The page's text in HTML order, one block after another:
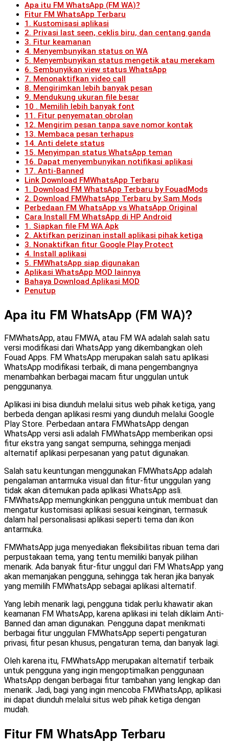
Apa itu FM WhatsApp (FM WA)?
Fitur FM WhatsApp Terbaru
1. Kustomisasi aplikasi
2. Privasi last seen, ceklis biru, dan centang ganda
3. Fitur keamanan
4. Menyembunyikan status on WA
5. Menyembunyikan status mengetik atau merekam
6. Sembunyikan view status WhatsApp
7. Menonaktifkan video call
8. Mengirimkan lebih banyak pesan
9. Mendukung ukuran file besar
10 . Memilih lebih banyak font
11. Fitur penyematan obrolan
12. Mengirim pesan tanpa save nomor kontak
13. Membaca pesan terhapus
14. Anti delete status
15. Menyimpan status WhatsApp teman
16. Dapat menyembunyikan notifikasi aplikasi
17. Anti-Banned
Link Download FMWhatsApp Terbaru
1. Download FM WhatsApp Terbaru by FouadMods
2. Download FMWhatsApp Terbaru by Sam Mods
Perbedaan FM WhatsApp vs WhatsApp Original
Cara Install FM WhatsApp di HP Android
1. Siapkan file FM WA Apk
2. Aktifkan perizinan install aplikasi pihak ketiga
3. Nonaktifkan fitur Google Play Protect
4. Install aplikasi
5. FMWhatsApp siap digunakan
Aplikasi WhatsApp MOD lainnya
Bahaya Download Aplikasi MOD
Penutup
Apa itu FM WhatsApp (FM WA)?
FMWhatsApp, atau FMWA, atau FM WA adalah salah satu
versi modifikasi dari WhatsApp yang dikembangkan oleh
Fouad Apps. FM WhatsApp merupakan salah satu aplikasi
WhatsApp modifikasi terbaik, di mana pengembangnya
menambahkan berbagai macam fitur unggulan untuk
penggunanya.
Aplikasi ini bisa diunduh melalui situs web pihak ketiga, yang
berbeda dengan aplikasi resmi yang diunduh melalui Google
Play Store. Perbedaan antara FMWhatsApp dengan
WhatsApp versi asli adalah FMWhatsApp memberikan opsi
fitur ekstra yang sangat sempurna, sehingga menjadi
alternatif aplikasi perpesanan yang patut digunakan.
Salah satu keuntungan menggunakan FMWhatsApp adalah
pengalaman antarmuka visual dan fitur-fitur unggulan yang
tidak akan ditemukan pada aplikasi WhatsApp asli.
FMWhatsApp memungkinkan pengguna untuk membuat dan
mengatur kustomisasi aplikasi sesuai keinginan, termasuk
dalam hal personalisasi aplikasi seperti tema dan ikon
antarmuka.
FMWhatsApp juga menyediakan fleksibilitas ribuan tema dari
perpustakaan tema, yang tentu memiliki banyak pilihan
menarik. Ada banyak fitur-fitur unggul dari FM WhatsApp yang
akan memanjakan pengguna, sehingga tak heran jika banyak
yang memilih FMWhatsApp sebagai aplikasi alternatif.
Yang lebih menarik lagi, pengguna tidak perlu khawatir akan
keamanan FM WhatsApp, karena aplikasi ini telah diklaim Anti-
Banned dan aman digunakan. Pengguna dapat menikmati
berbagai fitur unggulan FMWhatsApp seperti pengaturan
privasi, fitur pesan khusus, pengaturan tema, dan banyak lagi.
Oleh karena itu, FMWhatsApp merupakan alternatif terbaik
untuk pengguna yang ingin mengoptimalkan penggunaan
WhatsApp dengan berbagai fitur tambahan yang lengkap dan
menarik. Jadi, bagi yang ingin mencoba FMWhatsApp, aplikasi
ini dapat diunduh melalui situs web pihak ketiga dengan
mudah.
Fitur FM WhatsApp Terbaru